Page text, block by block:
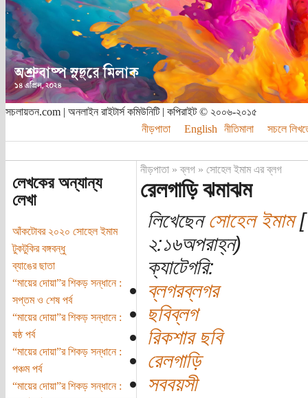
সচলায়তন.com | অনলাইন রাইটার্স কমিউনিটি | কপিরাইট © ২০০৬-২০১৫
নীড়পাতা
English নীতিমালা সচলে
লেখকের অন্যান্য
লেখা
আঁকটোবর ২০২০ সোহেল ইমাম
টুকটুকির বঙ্গবন্ধু
ব্যাঙের ছাতা
“মায়ের দোয়া”র শিকড় সন্ধানে :
সপ্তম ও শেষ পর্ব
“মায়ের দোয়া”র শিকড় সন্ধানে :
ষষ্ঠ পর্ব
“মায়ের দোয়া”র শিকড় সন্ধানে :
পঞ্চম পর্ব
“মায়ের দোয়া”র শিকড় সন্ধানে :
নীড়পাতা»ব্লগ» সোহেল ইমাম এর ব্লগ
রেলগাড়ি ঝমাঝম
লিখেছেনসোহেল ইমাম
২:১৬অপরাহ্ন)
ক্যাটেগরি:
ব্লগরব্লগর
ছবিব্লগ
রিকশার ছবি
রেলগাড়ি
সববয়সী